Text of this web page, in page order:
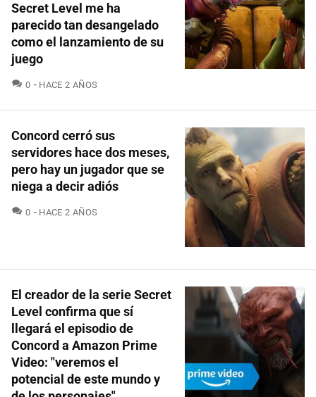
Secret Level me ha
parecido tan desangelado
como el lanzamiento de su
juego
0 COMENTARIOS
HACE 2 AÑOS
Concord cerró sus
servidores hace dos meses,
pero hay un jugador que se
niega a decir adiós
0 COMENTARIOS
HACE 2 AÑOS
El creador de la serie Secret
Level confirma que sí
llegará el episodio de
Concord a Amazon Prime
Video: "veremos el
potencial de este mundo y